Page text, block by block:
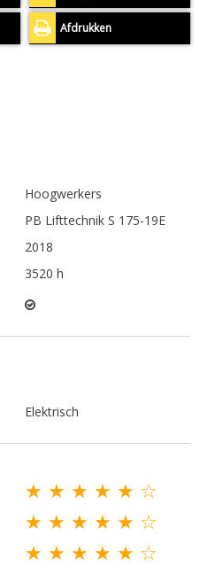
Afdrukken
Hoogwerkers
PB Lifttechnik S 175-19E
2018
3520 h
Elektrisch
★ ★ ★ ★ ★ ☆
★ ★ ★ ★ ★ ☆
★ ★ ★ ★ ★ ☆